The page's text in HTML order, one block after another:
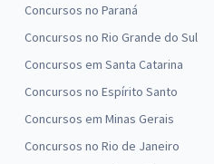
Concursos no Paraná
Concursos no Rio Grande do Sul
Concursos em Santa Catarina
Concursos no Espírito Santo
Concursos em Minas Gerais
Concursos no Rio de Janeiro